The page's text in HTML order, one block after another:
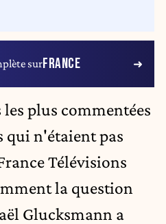
surFRANCE
les plus commentées
qui n'étaient pas
Télévisions
la question
Glucksmann a